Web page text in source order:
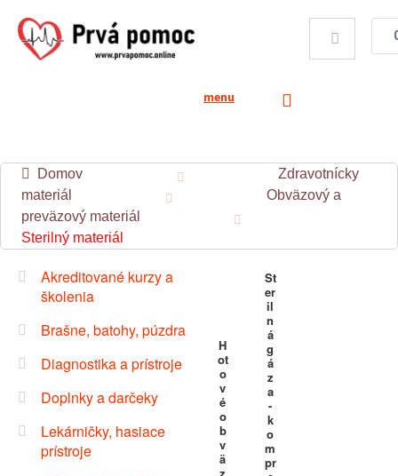
menu
Domov
Zdravotnícky
materiál
Obväzový a
preväzový materiál
Sterilný materiál
Akreditované kurzy a
školenia
Brašne, batohy, púzdra
Diagnostika a prístroje
Doplnky a darčeky
Lekárničky, hasiace
prístroje
H
ot
o
v
é
o
b
v
ä
St
er
il
n
á
g
á
z
a
-
k
o
m
pr